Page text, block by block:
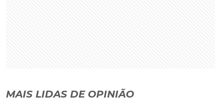
MAIS LIDAS DE OPINIÃO